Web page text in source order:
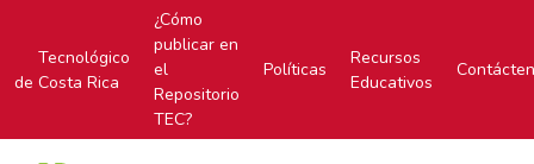
Tecnológico
de Costa Rica
¿Cómo
publicar en
el
Repositorio
TEC?
Políticas
Recursos
Educativos